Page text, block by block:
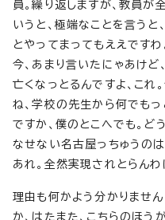
員。繰り返しますが、教員が
いうと、極端なことを言うと
とやってまってもええですわ
今、あまり言いたにゃあけど
亡くなっとるんですよ、これ
ね、学校の先生から何でも
ですか、僕のとこへでも。ど
なせない名古屋っちゅうのは
あれ。全然実現されとらんわ
理由も何かよう分かりません
か、はたまた、こちらのほう